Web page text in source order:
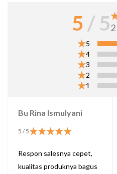
5 / 52
5
4
3
2
1
Bu Rina Ismulyani
5 / 5
Respon salesnya cepet,
kualitas produknya bagus